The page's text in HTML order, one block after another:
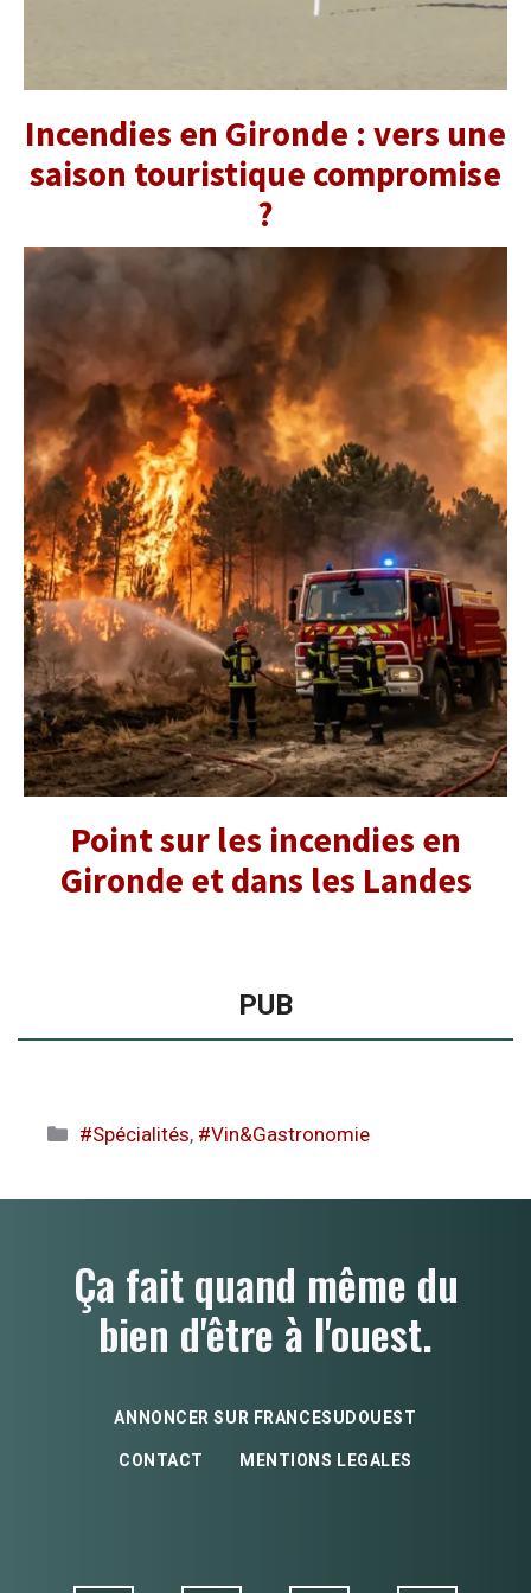
Incendies en Gironde : vers une
saison touristique compromise
?
Point sur les incendies en
Gironde et dans les Landes
PUB
Catégories
#Spécialités, #Vin&Gastronomie
Ça fait quand même du
bien d'être à l'ouest.
ANNONCER SUR FRANCESUDOUEST
CONTACT MENTIONS LEGALES